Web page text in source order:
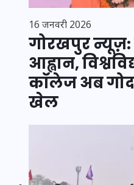
16 जनवरी 2026
गोरखपुर न्यूज़:
आह्वान,
कॉलेज अब
खेल